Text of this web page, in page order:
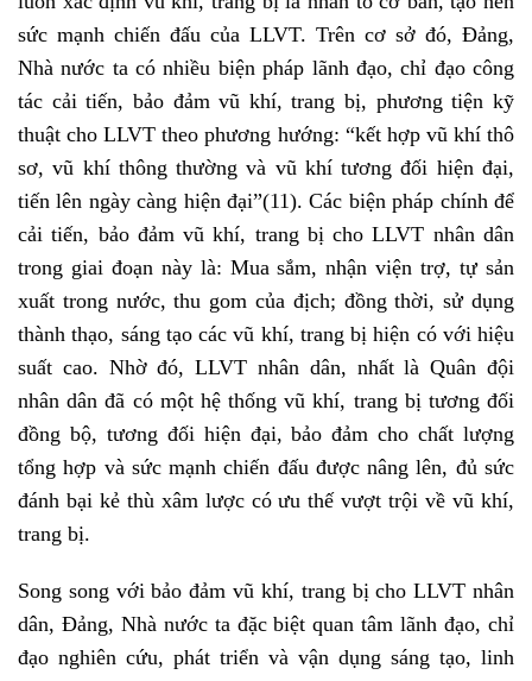
sức mạnh chiến đấu của LLVT. Trên cơ sở đó, Đảng,
Nhà nước ta có nhiều biện pháp lãnh đạo, chỉ đạo công
tác cải tiến, bảo đảm vũ khí, trang bị, phương tiện kỹ
thuật cho LLVT theo phương hướng: “kết hợp vũ khí thô
sơ, vũ khí thông thường và vũ khí tương đối hiện đại,
tiến lên ngày càng hiện đại”(11). Các biện pháp chính để
cải tiến, bảo đảm vũ khí, trang bị cho LLVT nhân dân
trong giai đoạn này là: Mua sắm, nhận viện trợ, tự sản
xuất trong nước, thu gom của địch; đồng thời, sử dụng
thành thạo, sáng tạo các vũ khí, trang bị hiện có với hiệu
suất cao. Nhờ đó, LLVT nhân dân, nhất là Quân đội
nhân dân đã có một hệ thống vũ khí, trang bị tương đối
đồng bộ, tương đối hiện đại, bảo đảm cho chất lượng
tổng hợp và sức mạnh chiến đấu được nâng lên, đủ sức
đánh bại kẻ thù xâm lược có ưu thế vượt trội về vũ khí,
trang bị.
Song song với bảo đảm vũ khí, trang bị cho LLVT nhân
dân, Đảng, Nhà nước ta đặc biệt quan tâm lãnh đạo, chỉ
đạo nghiên cứu, phát triển và vận dụng sáng tạo, linh